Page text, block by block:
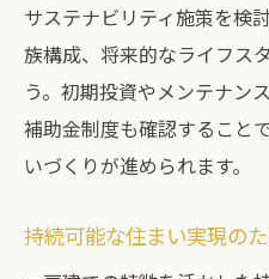
サステナビリティ施策を検
族構成、将来的なライフス
う。初期投資やメンテナン
補助金制度も確認すること
いづくりが進められます。
持続可能な住まい実現の